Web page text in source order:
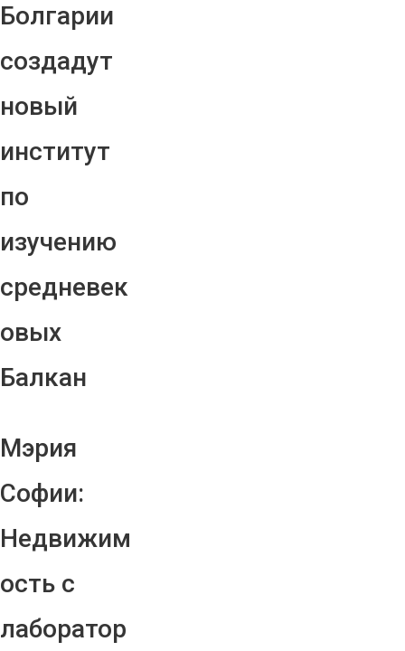
Болгарии
создадут
новый
институт
по
изучению
средневек
овых
Балкан
Мэрия
Софии:
Недвижим
ость с
лаборатор